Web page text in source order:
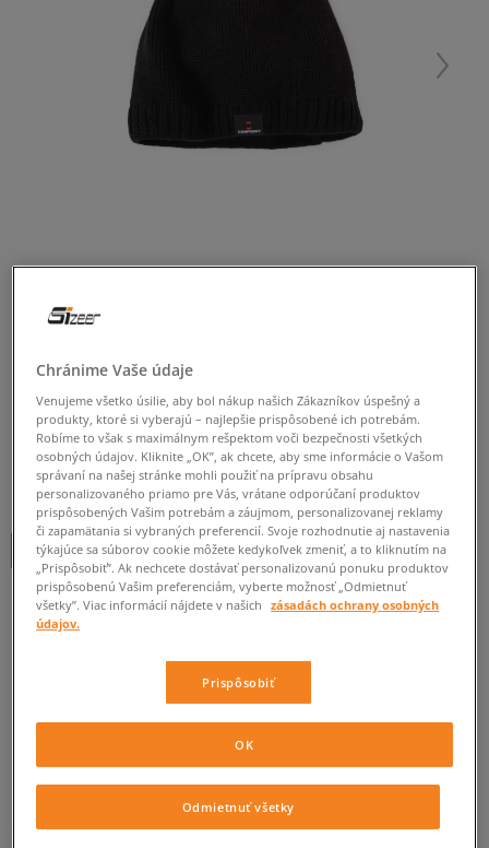
TERRA BLACK 110
unisex, čiapky
0.0( 0)
7,95€ cena s DPH
+ 8 BODOV VSIZEERCLUBE
Informujte ma o dostupnosti
Ak bude položka opäť dostupná, dostanete od nás oznámenie.
ONE SIZE Informovať o dostupnosti
ZISTIŤ DOSTUPNOSŤ V NAŠICH KAMENNÝCH PREDAJNIACH
Chránime Vaše údaje
Venujeme všetko úsilie, aby bol nákup našich Zákazníkov úspešný a
produkty, ktoré si vyberajú – najlepšie prispôsobené ich potrebám.
Robíme to však s maximálnym rešpektom voči bezpečnosti všetkých
osobných údajov. Kliknite „OK”, ak chcete, aby sme informácie o Vašom
správaní na našej stránke mohli použiť na prípravu obsahu
personalizovaného priamo pre Vás, vrátane odporúčaní produktov
prispôsobených Vašim potrebám a záujmom, personalizovanej reklamy
či zapamätania si vybraných preferencií. Svoje rozhodnutie aj nastavenia
týkajúce sa súborov cookie môžete kedykoľvek zmeniť, a to kliknutím na
„Prispôsobiť”. Ak nechcete dostávať personalizovanú ponuku produktov
prispôsobenú Vašim preferenciám, vyberte možnosť „Odmietnuť
všetky”. Viac informácií nájdete v našich
zásadách ochrany osobných
údajov.
Prispôsobiť
Odmietnuť všetky
OK